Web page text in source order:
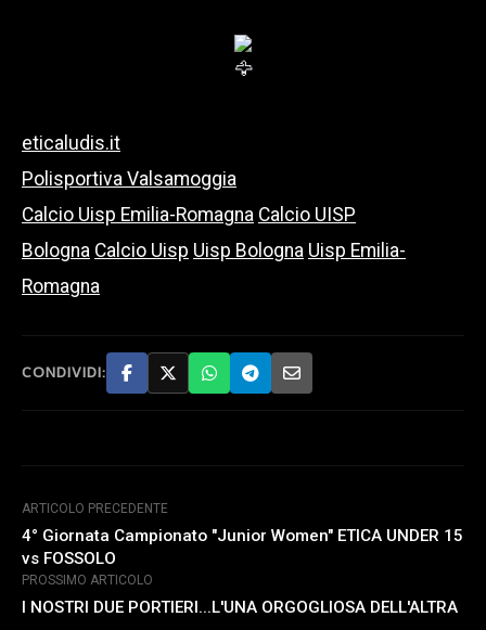
eticaludis.it
Polisportiva Valsamoggia
Calcio Uisp Emilia-Romagna Calcio UISP
Bologna Calcio Uisp Uisp Bologna Uisp Emilia-
Romagna
CONDIVIDI:
ARTICOLO PRECEDENTE
4° Giornata Campionato "Junior Women" ETICA UNDER 15
vs FOSSOLO
PROSSIMO ARTICOLO
I NOSTRI DUE PORTIERI...L'UNA ORGOGLIOSA DELL'ALTRA